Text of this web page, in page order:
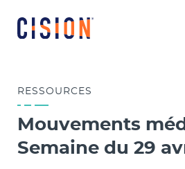
RESSOURCES
Mouvements
Semaine du 29